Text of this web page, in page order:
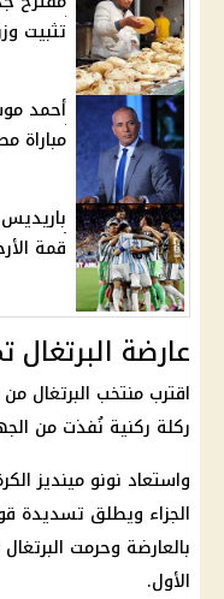
تثبيت
أحمد
مباراة
قمة
عارضة
ركلة ركنية نُفذت من
واستعاد نونو مينديز
الجزاء ويطلق تسديدة
بالعارضة وحرمت
الأول.